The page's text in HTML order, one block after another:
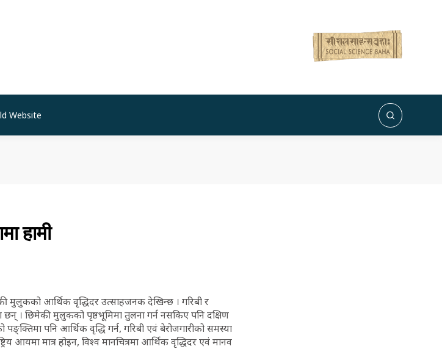
Website
हामी
मुलुकको आर्थिक वृद्धिदर उत्साहजनक देखिन्छ । गरिबी र
छन् । छिमेकी मुलुकको पृष्ठभूमिमा तुलना गर्न नसकिए पनि दक्षिण
पनि आर्थिक वृद्धि गर्न, गरिबी एवं बेरोजगारीको समस्या
आयमा मात्र होइन, विश्व मानचित्रमा आर्थिक वृद्धिदर एवं मानव